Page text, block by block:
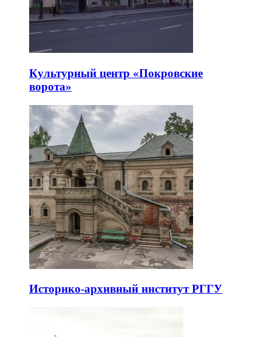
Культурный центр «Покровские
ворота»
Историко-архивный институт РГГУ